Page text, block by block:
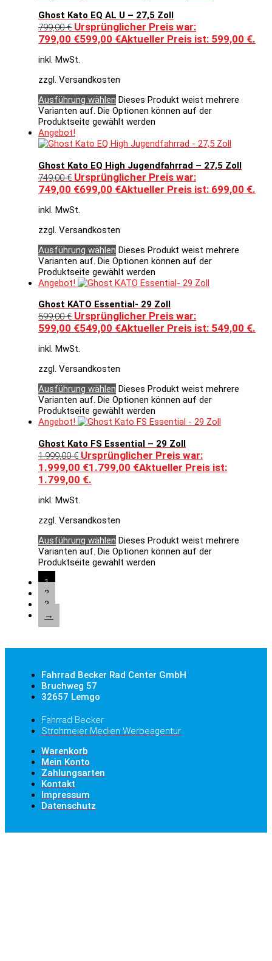
Ghost Kato EQ AL U – 27,5 Zoll
799,00€ Ursprünglicher Preis war:
799,00 €599,00 €Aktueller Preis ist: 599,00 €.
inkl. MwSt.
zzgl. Versandkosten
Ausführung wählen Dieses Produkt weist mehrere
Varianten auf. Die Optionen können auf der
Produktseite gewählt werden
Angebot!
Ghost Kato EQ High Jugendfahrrad – 27,5 Zoll
749,00€ Ursprünglicher Preis war:
749,00 €699,00 €Aktueller Preis ist: 699,00 €.
inkl. MwSt.
zzgl. Versandkosten
Ausführung wählen Dieses Produkt weist mehrere
Varianten auf. Die Optionen können auf der
Produktseite gewählt werden
Angebot!
Ghost KATO Essential- 29 Zoll
599,00€ Ursprünglicher Preis war:
599,00 €549,00 €Aktueller Preis ist: 549,00 €.
inkl. MwSt.
zzgl. Versandkosten
Ausführung wählen Dieses Produkt weist mehrere
Varianten auf. Die Optionen können auf der
Produktseite gewählt werden
Angebot!
Ghost Kato FS Essential – 29 Zoll
1.999,00€ Ursprünglicher Preis war:
1.999,00 €1.799,00 €Aktueller Preis ist:
1.799,00 €.
inkl. MwSt.
zzgl. Versandkosten
Ausführung wählen Dieses Produkt weist mehrere
Varianten auf. Die Optionen können auf der
Produktseite gewählt werden
1
2
3
→
Fahrrad Becker Rad Center GmbH
Bruchweg 57
32657 Lemgo
Fahrrad Becker
Strohmeier Medien Werbeagentur
Warenkorb
Mein Konto
Zahlungsarten
Kontakt
Impressum
Datenschutz